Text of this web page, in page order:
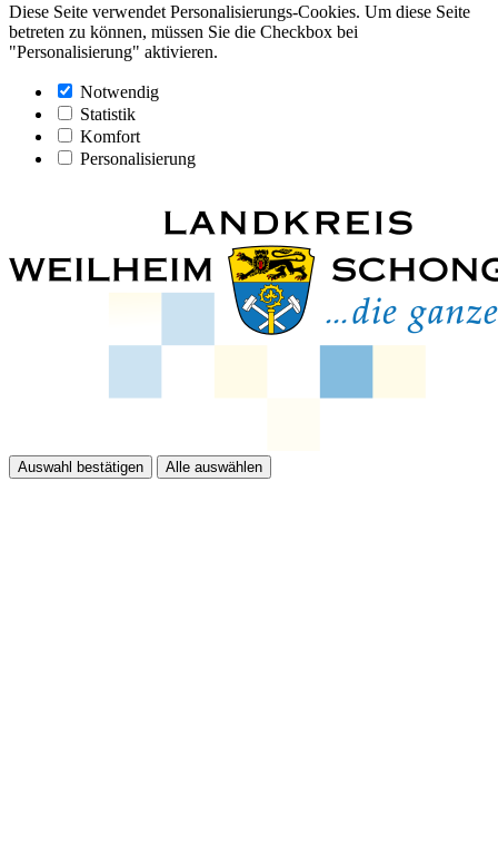
Diese Seite verwendet Personalisierungs-Cookies. Um diese Seite
betreten zu können, müssen Sie die Checkbox bei
"Personalisierung" aktivieren.
Notwendig
Statistik
Komfort
Personalisierung
Auswahl bestätigen Alle auswählen